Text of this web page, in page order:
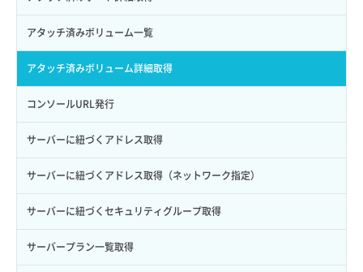
サブユーザー詳細取得
トークン発行
パーミッション一覧取得
ロールからパーミッションを紐づけ解除
ロールにパーミッションを紐づけ
ロール一覧取得
ロール作成
バックアップ詳細取得
ボリュームイメージ保存
ボリュームタイプ一覧取得
ボリュームタイプ詳細取得
ボリューム一覧取得
ボリューム作成
ボリューム削除
アタッチ済みボリューム一覧
アタッチ済みボリューム詳細取得
コンソールURL発行
サーバーに紐づくアドレス取得
サーバーに紐づくアドレス取得（ネットワーク指定）
サーバーに紐づくセキュリティグループ取得
サーバープラン一覧取得